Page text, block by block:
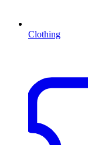
Clothing